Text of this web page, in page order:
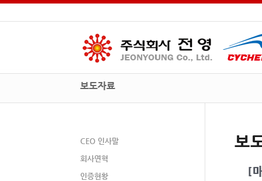
보도자료
보
[
CEO 인사말
회사연혁
인증현황